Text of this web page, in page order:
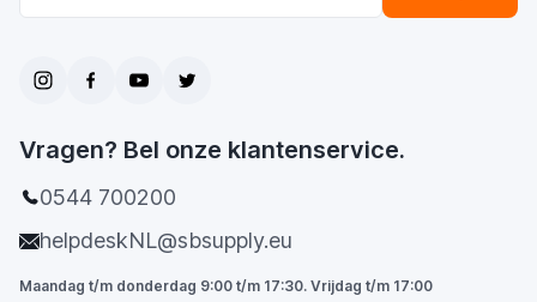
Vragen? Bel onze klantenservice.
0544 700200
helpdeskNL@sbsupply.eu
Maandag t/m donderdag 9:00 t/m 17:30. Vrijdag t/m 17:00